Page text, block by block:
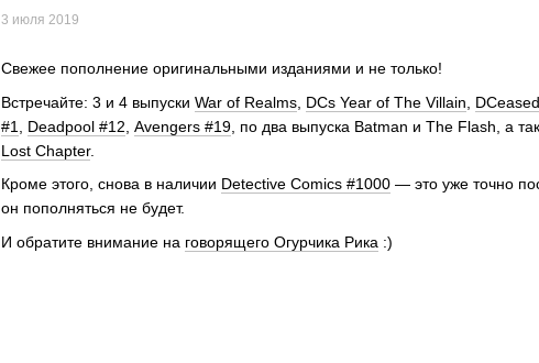
3 июля 2019
Свежее пополнение оригинальными изданиями и не только!
Встречайте: 3 и 4 выпуски War of Realms DCs Year of The Villain
#1
Deadpool #12 Avengers #19 , по два выпуска Batman и The Flash, а
Lost Chapter.
Кроме этого, снова в наличии Detective Comics #1000 — это уже точно
он пополняться не будет.
И обратите внимание на говорящего Огурчика Рика :)